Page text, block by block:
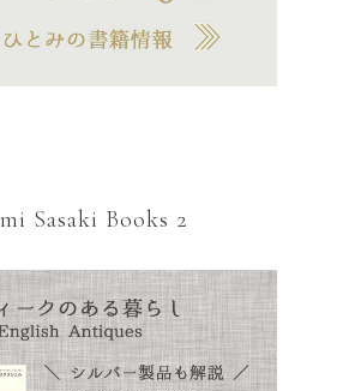
Sasaki Books 2